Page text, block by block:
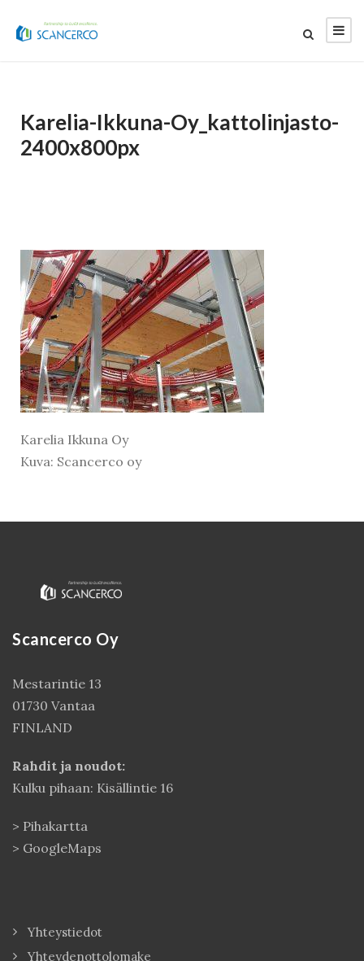
Karelia-Ikkuna-Oy_kattolinjasto-
2400x800px
Karelia Ikkuna Oy
Kuva: Scancerco oy
Scancerco Oy
Mestarintie 13
01730 Vantaa
FINLAND
Rahdit ja noudot:
Kulku pihaan: Kisällintie 16
> Pihakartta
> GoogleMaps
Yhteystiedot
Yhteydenottolomake